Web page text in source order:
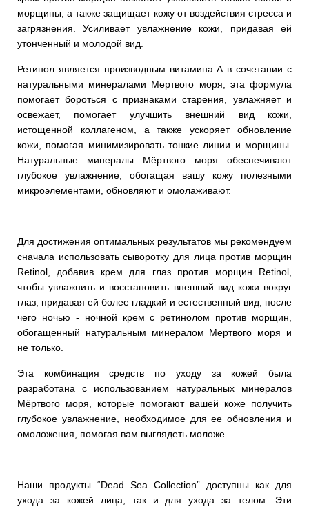
морщины, а также защищает кожу от воздействия стресса и
загрязнения. Усиливает увлажнение кожи, придавая ей
утонченный и молодой вид.
Ретинол является производным витамина А в сочетании с
натуральными минералами Мертвого моря; эта формула
помогает бороться с признаками старения, увлажняет и
освежает, помогает улучшить внешний вид кожи,
истощенной коллагеном, а также ускоряет обновление
кожи, помогая минимизировать тонкие линии и морщины.
Натуральные минералы Мёртвого моря обеспечивают
глубокое увлажнение, обогащая вашу кожу полезными
микроэлементами, обновляют и омолаживают.
Для достижения оптимальных результатов мы рекомендуем
сначала использовать сыворотку для лица против морщин
Retinol, добавив крем для глаз против морщин Retinol,
чтобы увлажнить и восстановить внешний вид кожи вокруг
глаз, придавая ей более гладкий и естественный вид, после
чего ночью - ночной крем с ретинолом против морщин,
обогащенный натуральным минералом Мертвого моря и
не только.
Эта комбинация средств по уходу за кожей была
разработана с использованием натуральных минералов
Мёртвого моря, которые помогают вашей коже получить
глубокое увлажнение, необходимое для ее обновления и
омоложения, помогая вам выглядеть моложе.
Наши продукты “Dead Sea Collection” доступны как для
ухода за кожей лица, так и для ухода за телом. Эти